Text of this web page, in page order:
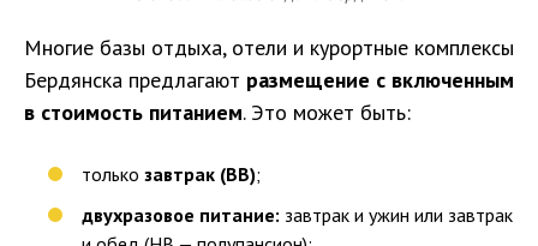
Многие базы отдыха, отели и курортные комплексы
Бердянска предлагают размещение с включенным
в стоимость питанием. Это может быть:
только завтрак (ВВ);
двухразовое питание: завтрак и ужин или завтрак